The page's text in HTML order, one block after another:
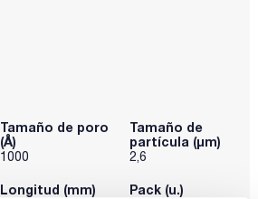
Tamaño de poro
(Å)
1000
Tamaño de
partícula (μm)
2,6
Longitud (mm) Pack (u.)